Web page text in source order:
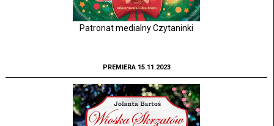
Patronat medialny Czytaninki
PREMIERA 15.11.2023